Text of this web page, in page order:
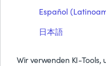
Español
日本語
Wir verwenden KI-Tools,